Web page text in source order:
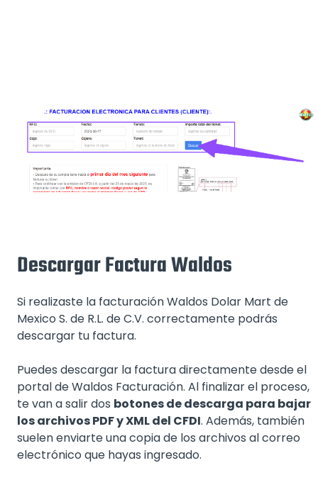
Descargar Factura Waldos
Si realizaste la facturación Waldos Dolar Mart de
Mexico S. de R.L. de C.V. correctamente podrás
descargar tu factura.
Puedes descargar la factura directamente desde el
portal de Waldos Facturación. Al finalizar el proceso,
te van a salir dos botones de descarga para bajar
los archivos PDF y XML del CFDI. Además, también
suelen enviarte una copia de los archivos al correo
electrónico que hayas ingresado.